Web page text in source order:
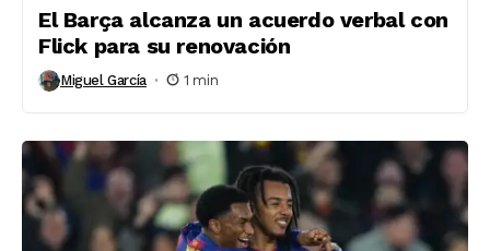
El Barça alcanza un acuerdo verbal con
Flick para su renovación
Miguel García 1 min